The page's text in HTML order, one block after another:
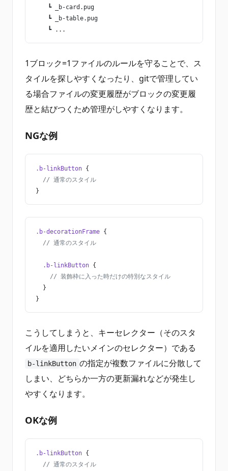
┗ _b-card.pug
┗ _b-table.pug
┗ ...
1ブロック=1ファイルのルールを守ることで、ス
タイルを探しやすくなったり、gitで管理してい
る場合ファイルの変更履歴がブロックの変更履
歴と結びつくため管理がしやすくなります。
NGな例
.b-linkButton {
  // 通常のスタイル
}
.b-decorationFrame {
  // 通常のスタイル
  .b-linkButton
{
    // 装飾枠に入った時だけの特別なスタイル
  }
}
こうしてしまうと、キーセレクター（そのスタ
イルを適用したいメインのセレクター）である
b-linkButton の指定が複数ファイルに分散して
しまい、どちらか一方の更新漏れなどが発生し
やすくなります。
OKな例
.b-linkButton {
  // 通常のスタイル